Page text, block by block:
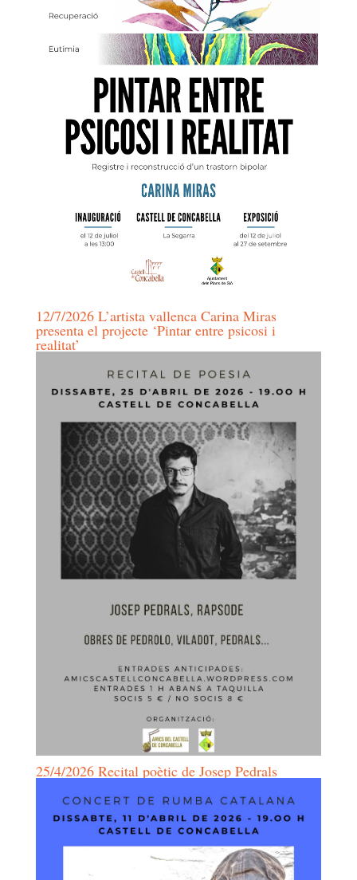
12/7/2026 L’artista vallenca Carina Miras
presenta el projecte ‘Pintar entre psicosi i
realitat’
25/4/2026 Recital poètic de Josep Pedrals